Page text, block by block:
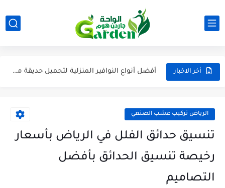
أخر الاخبار
جلسات خارجية بالرياض افضل الفنيين لتركيب مظلات الحدائق في الرياض
مصمم حدائق منازل بالرياض تنسيق احواش خارجيه منزلية للفلل...
تنسيق حدائق منزلية صغيرة بالرياض تحويل حديقة المنزل إلى مساحة... الرياض تركيب عشب الصنعي
تنسيق حدائق الفلل في الرياض بأسعار
رخيصة تنسيق الحدائق بأفضل
التصاميم